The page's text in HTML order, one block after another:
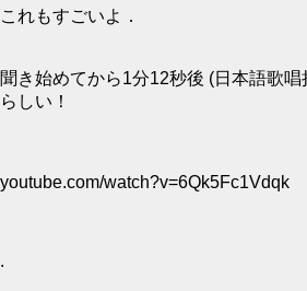
これもすごいよ．
聞き始めてから1分12秒後 (日本語歌
らしい！
youtube.com/watch?v=6Qk5Fc1Vdqk
.